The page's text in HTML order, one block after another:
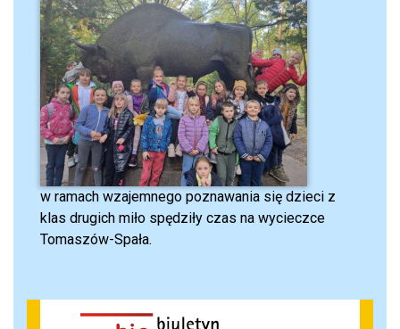
w ramach wzajemnego poznawania się dzieci z
klas drugich miło spędziły czas na wycieczce
Tomaszów-Spała.